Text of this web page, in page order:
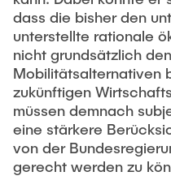
dass die bisher den
unterstellte rationale
nicht grundsätzlich
Mobilitätsalternativen
zukünftigen
müssen demnach
eine stärkere
von der
gerecht werden zu